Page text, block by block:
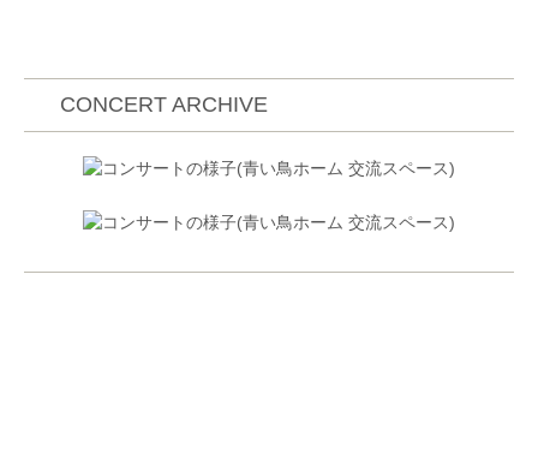
CONCERT ARCHIVE